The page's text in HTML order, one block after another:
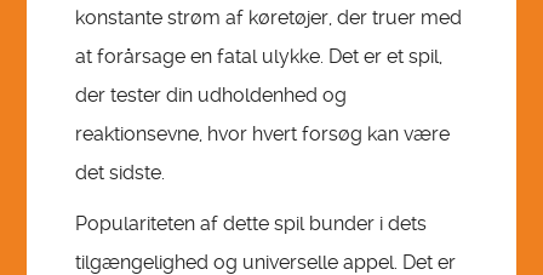
konstante strøm af køretøjer, der truer med
at forårsage en fatal ulykke. Det er et spil,
der tester din udholdenhed og
reaktionsevne, hvor hvert forsøg kan være
det sidste.
Populariteten af dette spil bunder i dets
tilgængelighed og universelle appel. Det er